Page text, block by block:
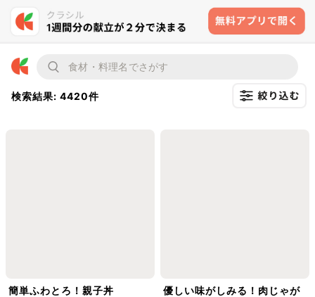
検索結果: 4420件
簡単ふわとろ！親子丼 優しい味がしみる！肉じゃが